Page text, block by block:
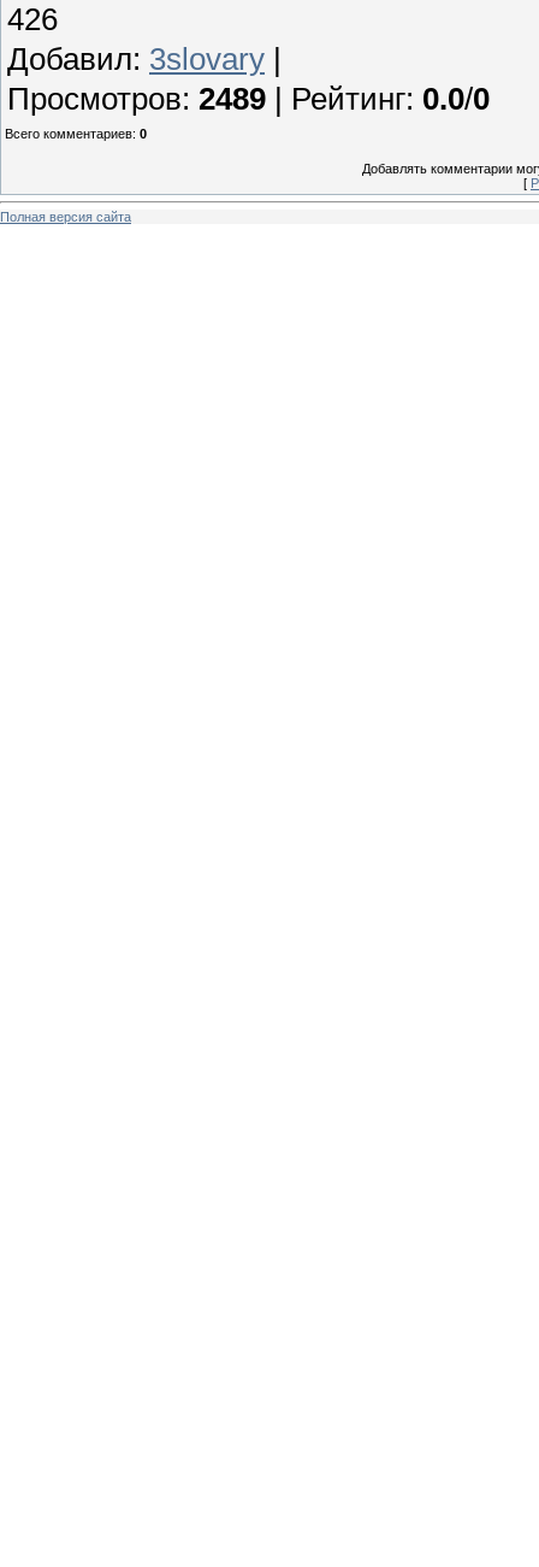
426
Добавил: 3slovary |
Просмотров: 2489 | Рейтинг: 0.0/0
Всего комментариев: 0
Добавлять комментарии
[
Полная версия сайта